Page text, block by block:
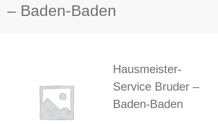
– Baden-Baden
Hausmeister-
Service Bruder –
Baden-Baden